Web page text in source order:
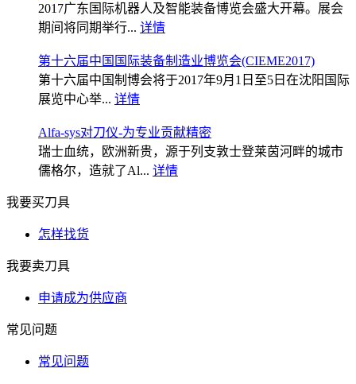
2017广东国际机器人及智能装备博览会盛大开幕。展会
期间将同期举行... 详情
第十六届中国国际装备制造业博览会(CIEME2017)
第十六届中国制博会将于2017年9月1日至5日在沈阳国际
展览中心举... 详情
Alfa-sys对刀仪-为专业贡献精密
瑞士血统，欧洲新贵，源于列支敦士登莱茵河畔的城市
儒格尔，造就了Al... 详情
我要买刀具
怎样找货
我要卖刀具
申请成为供应商
常见问题
常见问题